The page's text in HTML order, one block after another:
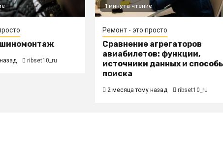
ribset10_ru
1 минута чтение
Ремонт - это просто
Сравнение агрегаторов
авиабилетов: функции,
источники данных и
поиска
2 месяца тому назад ribset10_ru